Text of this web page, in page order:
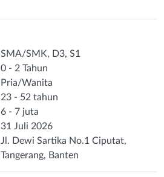
SMA/SMK, D3, S1
0 - 2 Tahun
Pria/Wanita
23 - 52 tahun
6 - 7 juta
31 Juli 2026
Jl. Dewi Sartika No.1 Ciputat,
Tangerang, Banten